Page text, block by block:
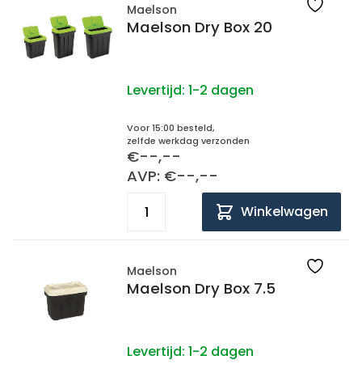
Maelson
Maelson Dry Box 20
Levertijd: 1-2 dagen
Voor 15:00 besteld,
zelfde werkdag verzonden
€--,--
AVP: €--,--
Winkelwagen
Maelson
Maelson Dry Box 7.5
Levertijd: 1-2 dagen